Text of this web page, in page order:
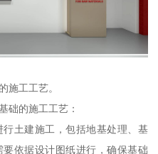
施工工艺。
础的施工工艺：
土建施工，包括地基处理、基
依据设计图纸进行，确保基础